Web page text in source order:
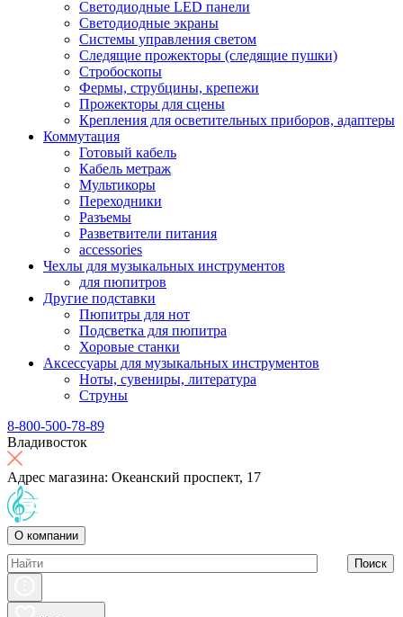
Светодиодные LED панели
Светодиодные экраны
Системы управления светом
Следящие прожекторы (следящие пушки)
Стробоскопы
Фермы, струбцины, крепежи
Прожекторы для сцены
Крепления для осветительных приборов, адаптеры
Коммутация
Готовый кабель
Кабель метраж
Мультикоры
Переходники
Разъемы
Разветвители питания
accessories
Чехлы для музыкальных инструментов
для пюпитров
Другие подставки
Пюпитры для нот
Подсветка для пюпитра
Хоровые станки
Аксессуары для музыкальных инструментов
Ноты, сувениры, литература
Струны
8-800-500-78-89
Владивосток
Адрес магазина: Океанский проспект, 17
О компании
Поиск